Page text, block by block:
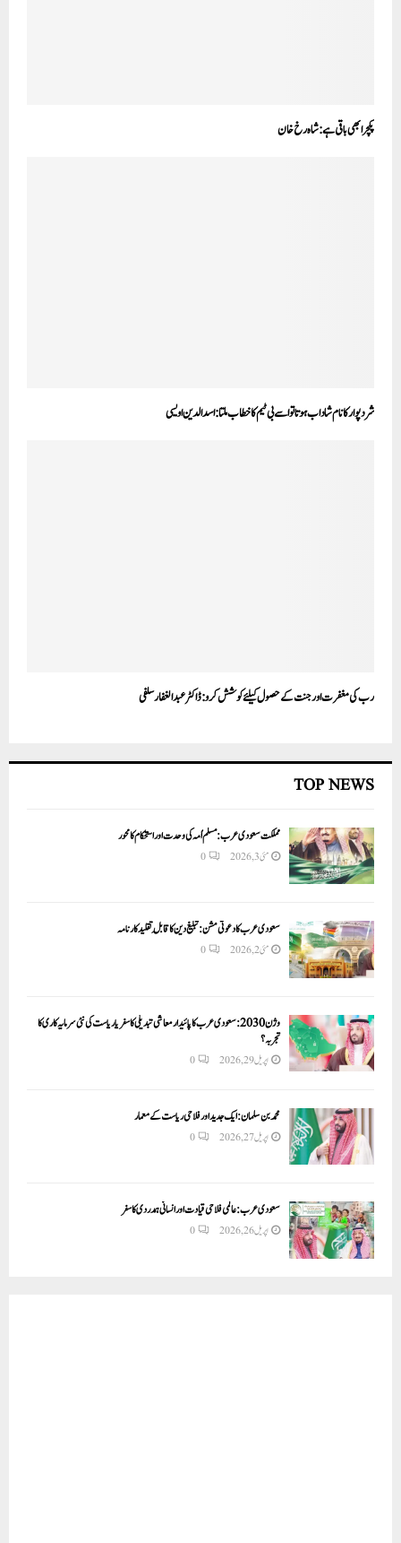
پکچر ابھی باقی ہے: شاہ رخ خان
شرد پوار کا نام شاداب ہوتا تو اسے بی ٹیم کا خطاب ملتا :اسد الدین اویسی
رب کی مغفرت اور جنت کے حصول کیلئے کوشش کرو:ڈاکٹر عبدالغفار سلفی
TOP NEWS
مملکت سعودی عرب: مسلم اُمہ کی وحدت اور استحکام کا محور
مئی 3, 2026 0
سعودی عرب کا دعوتی مشن: تبلیغ دین کا قابلِ تقلید کارنامہ
مئی 2, 2026 0
وژن 2030:سعودی عرب کا پائیدار معاشی تبدیلی کا سفر یا ریاست کی نئی سرمایہ کاری کا
تجربہ؟
اپریل 29, 2026 0
محمد بن سلمان: ایک جدید اور فلاحی ریاست کے معمار
اپریل 27, 2026 0
سعودی عرب: عالمی فلاحی قیادت اور انسانی ہمدردی کا سفر
اپریل 26, 2026 0